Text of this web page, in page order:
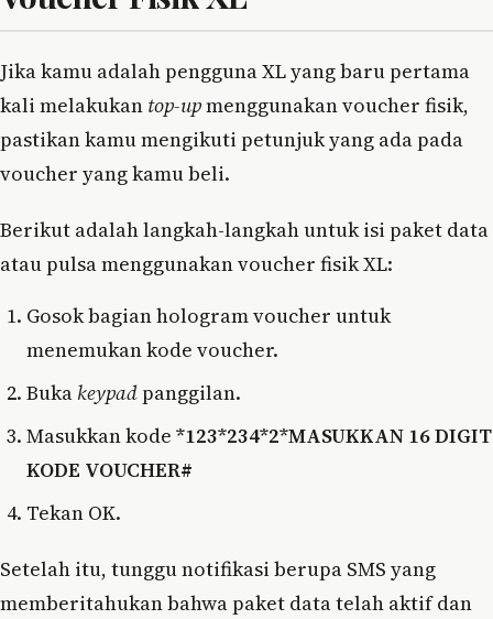
Jika kamu adalah pengguna XL yang baru pertama
kali melakukan top-upmenggunakan voucher fisik,
pastikan kamu mengikuti petunjuk yang ada pada
voucher yang kamu beli.
Berikut adalah langkah-langkah untuk isi paket data
atau pulsa menggunakan voucher fisik XL:
Gosok bagian hologram voucher untuk
menemukan kode voucher.
Buka keypadpanggilan.
Masukkan kode *123*234*2*MASUKKAN 16 DIGIT
KODE VOUCHER#
Tekan OK.
Setelah itu, tunggu notifikasi berupa SMS yang
memberitahukan bahwa paket data telah aktif dan